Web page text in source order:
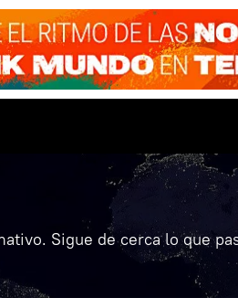
Sigue de cerca lo que